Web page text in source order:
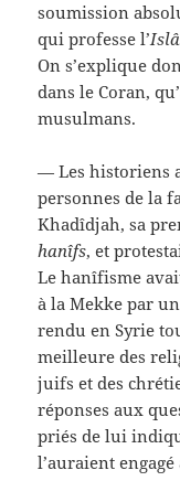
soumission
qui professe l’
On s’explique
dans le Coran,
musulmans.
— Les historiens
personnes de la
Khadîdjah, sa
hanîfs, et
Le hanîfisme
à la Mekke par
rendu en Syrie
meilleure des
juifs et des
réponses aux
priés de lui
l’auraient